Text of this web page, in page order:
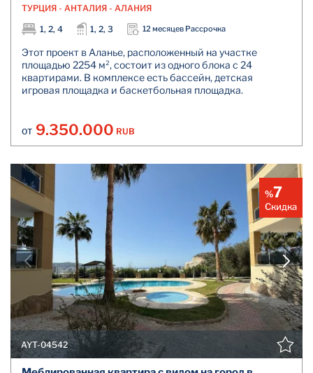
ТУРЦИЯ - АНТАЛИЯ - АЛАНИЯ
1, 2, 4
1, 2, 3 12 месяцев Рассрочка
Этот проект в Аланье, расположенный на участке
площадью 2254 м², состоит из одного блока с 24
квартирами. В комплексе есть бассейн, детская
игровая площадка и баскетбольная площадка.
ОТ 9.350.000 RUB
%7
Скидка
AYT-04542